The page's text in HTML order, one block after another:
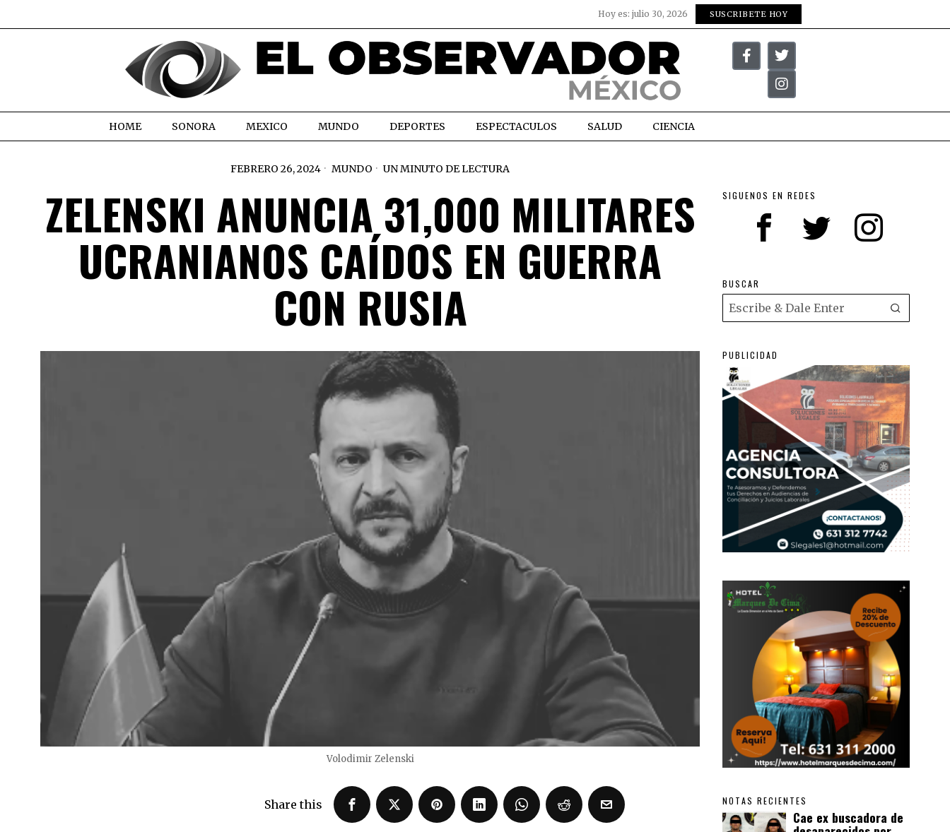
Hoy es: julio 30, 2026 SUSCRIBETE HOY
HOME SONORA MEXICO MUNDO DEPORTES ESPECTACULOS SALUD CIENCIA
FEBRERO 26, 2024 MUNDO UN MINUTO DE LECTURA
ZELENSKI ANUNCIA 31,000 MILITARES
UCRANIANOS CAÍDOS EN GUERRA
CON RUSIA
Volodimir Zelenski
Share this
SIGUENOS EN REDES
BUSCAR
PUBLICIDAD
NOTAS RECIENTES
Cae ex buscadora de